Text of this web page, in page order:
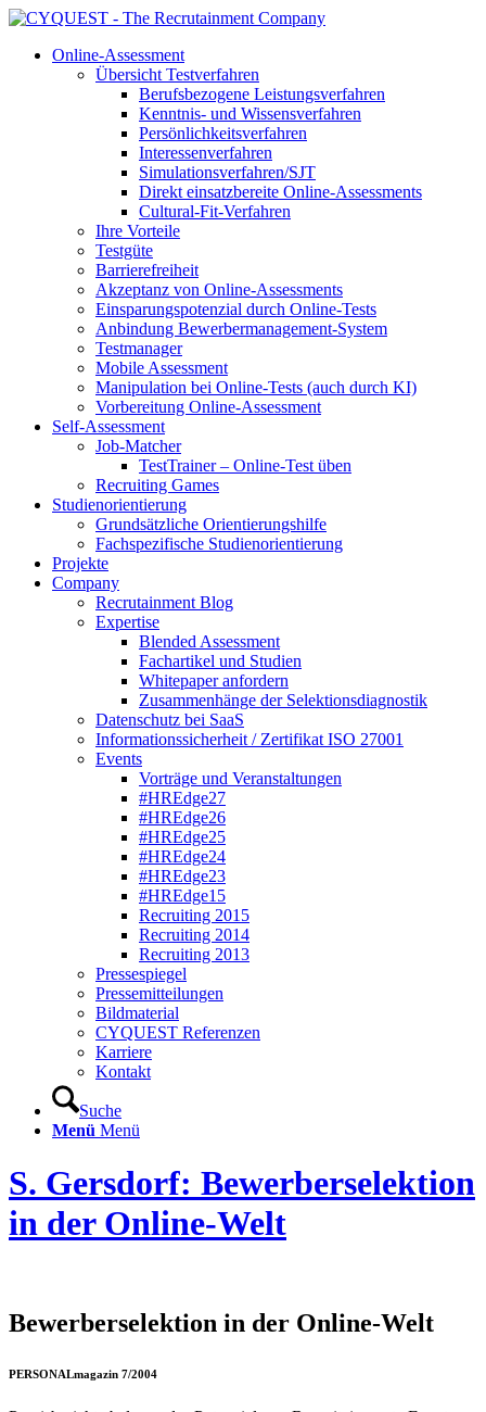
Online-Assessment
Übersicht Testverfahren
Berufsbezogene Leistungsverfahren
Kenntnis- und Wissensverfahren
Persönlichkeitsverfahren
Interessenverfahren
Simulationsverfahren/SJT
Direkt einsatzbereite Online-Assessments
Cultural-Fit-Verfahren
Ihre Vorteile
Testgüte
Barrierefreiheit
Akzeptanz von Online-Assessments
Einsparungspotenzial durch Online-Tests
Anbindung Bewerbermanagement-System
Testmanager
Mobile Assessment
Manipulation bei Online-Tests (auch durch KI)
Vorbereitung Online-Assessment
Self-Assessment
Job-Matcher
TestTrainer – Online-Test üben
Recruiting Games
Studienorientierung
Grundsätzliche Orientierungshilfe
Fachspezifische Studienorientierung
Projekte
Company
Recrutainment Blog
Expertise
Blended Assessment
Fachartikel und Studien
Whitepaper anfordern
Zusammenhänge der Selektionsdiagnostik
Datenschutz bei SaaS
Informationssicherheit / Zertifikat ISO 27001
Events
Vorträge und Veranstaltungen
#HREdge27
#HREdge26
#HREdge25
#HREdge24
#HREdge23
#HREdge15
Recruiting 2015
Recruiting 2014
Recruiting 2013
Pressespiegel
Pressemitteilungen
Bildmaterial
CYQUEST Referenzen
Karriere
Kontakt
Suche
Menü Menü
S. Gersdorf: Bewerberselektion
in der Online-Welt
Bewerberselektion in der Online-Welt
PERSONALmagazin 7/2004